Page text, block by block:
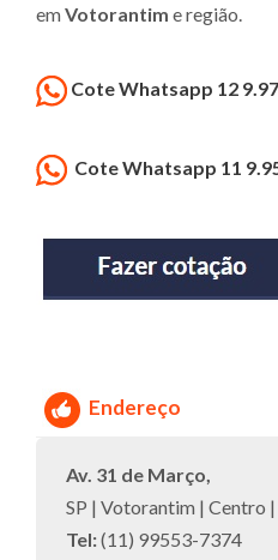
emVotorantim e região.
Cote Whatsapp 12
Cote Whatsapp 11
Endereço
Av. 31 de Março,
SP | Votorantim | Centro
Tel:(11) 99553-7374